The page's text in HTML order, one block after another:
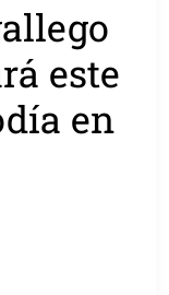
este
en